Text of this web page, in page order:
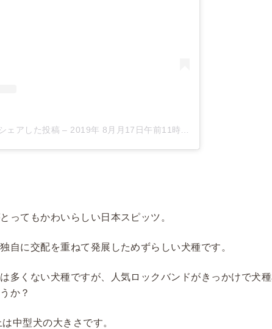
ェアした投稿 – 2019年 8月月17日午前11時53分PDT
ってもかわいらしい日本スピッツ。
自に交配を重ねて発展しためずらしい犬種です。
多くない犬種ですが、人気ロックバンドがきっかけで犬
か？
中型犬の大きさです。